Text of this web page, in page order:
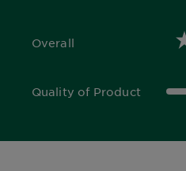
Overall
0,0 out of 5 stars
Quality of Product
0,0 out of 5 stars